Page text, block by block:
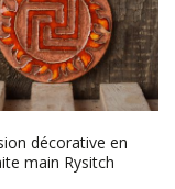
décorative en
main Rysitch